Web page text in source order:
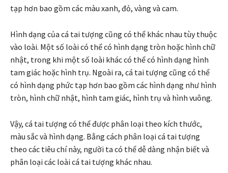
tạp hơn bao gồm các màu xanh, đỏ, vàng và cam.
Hình dạng của cá tai tượng cũng có thể khác nhau tùy thuộc
vào loài. Một số loài có thể có hình dạng tròn hoặc hình chữ
nhật, trong khi một số loài khác có thể có hình dạng hình
tam giác hoặc hình trụ. Ngoài ra, cá tai tượng cũng có thể
có hình dạng phức tạp hơn bao gồm các hình dạng như hình
tròn, hình chữ nhật, hình tam giác, hình trụ và hình vuông.
Vậy, cá tai tượng có thể được phân loại theo kích thước,
màu sắc và hình dạng. Bằng cách phân loại cá tai tượng
theo các tiêu chí này, người ta có thể dễ dàng nhận biết và
phân loại các loài cá tai tượng khác nhau.